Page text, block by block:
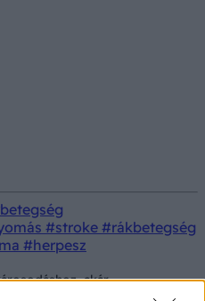
#stroke #rákbetegség
#herpesz
akár